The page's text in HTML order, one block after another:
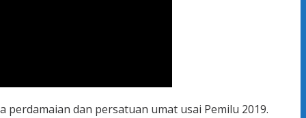
perdamaian dan persatuan umat usai Pemilu 2019.